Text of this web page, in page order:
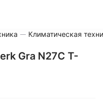
Климатическая
Gra N27C T-